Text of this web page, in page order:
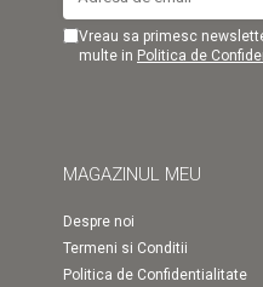
Vreau sa primesc
multe in Politica de
MAGAZINUL MEU
Despre noi
Termeni si Conditii
Politica de Confidentialitate